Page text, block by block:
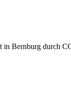
Bernburg durch